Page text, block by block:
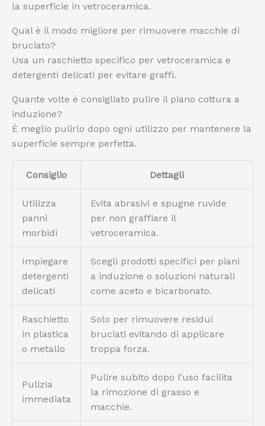
la superficie in vetroceramica.
Qual è il modo migliore per rimuovere macchie di
bruciato?
Usa un raschietto specifico per vetroceramica e
detergenti delicati per evitare graffi.
Quante volte è consigliato pulire il piano cottura a
induzione?
È meglio pulirlo dopo ogni utilizzo per mantenere la
superficie sempre perfetta.
Consiglio Dettagli
Utilizza
panni
morbidi
Evita abrasivi e spugne ruvide
per non graffiare il
vetroceramica.
Impiegare
detergenti
delicati
Scegli prodotti specifici per piani
a induzione o soluzioni naturali
come aceto e bicarbonato.
Raschietto
in plastica
o metallo
Solo per rimuovere residui
bruciati evitando di applicare
troppa forza.
Pulizia
immediata
Pulire subito dopo l’uso facilita
la rimozione di grasso e
macchie.